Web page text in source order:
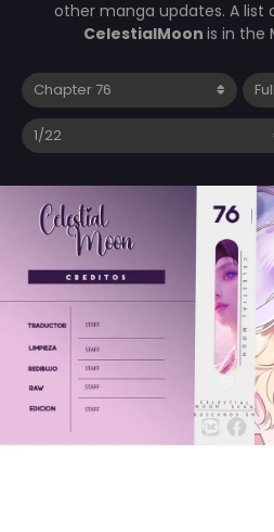
other manga updates. A list
CelestialMoon is in the